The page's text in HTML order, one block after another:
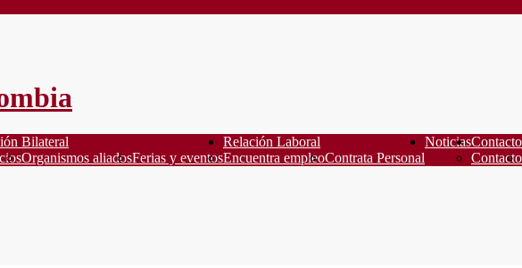
Bilateral
Organismos aliadosFerias y eventos
Relación Laboral
Encuentra empleoContrata Personal
NoticiasContacto
Contacto